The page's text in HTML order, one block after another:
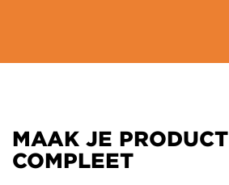
MAAK JE PRODUCT
COMPLEET